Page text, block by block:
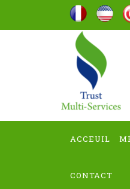
ACCEUIL
CONTACT